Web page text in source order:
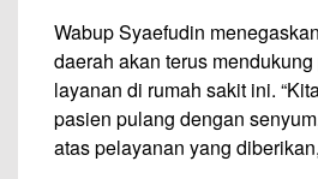
Wabup Syaefudin
daerah akan terus
layanan di rumah sakit ini.
pasien pulang dengan
atas pelayanan yang